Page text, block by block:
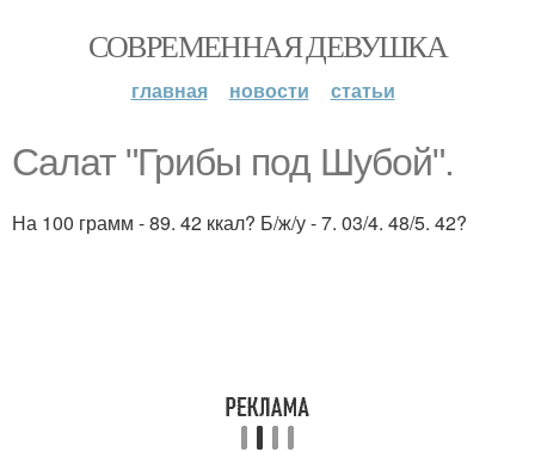
СОВРЕМЕННАЯ ДЕВУШКА
главная новости статьи
Салат "Грибы под Шубой".
На 100 грамм - 89. 42 ккал? Б/ж/у - 7. 03/4. 48/5. 42?